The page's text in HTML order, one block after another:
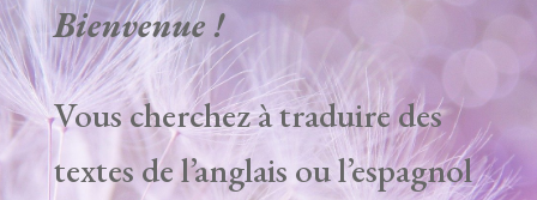
Bienvenue !
Vous cherchez à traduire des
textes de l’anglais ou l’espagnol